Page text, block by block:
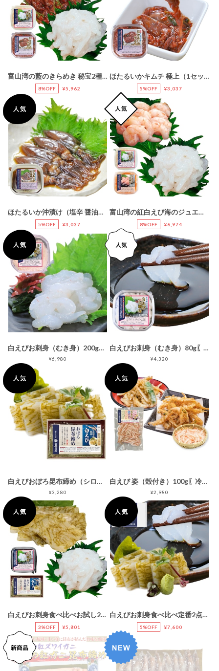
富山湾の藍のきらめき 秘宝2種セット【白えびお刺身】【ほたるいかキムチ】〔ギフト箱入り〕
8%OFF ¥5,962
ほたるいかキムチ 極上（1セット:2ケース）〖冷凍品〗［富山産専用定置網漁ホタルイカを使用］
5%OFF ¥3,037
ほたるいか沖漬け（塩辛 醤油味）＜1セット:2ケース＞〖冷凍品〗［富山産専用定置網漁ホタルイカを使用］
5%OFF ¥3,037
富山湾の紅白えび海のジュエル2種セット【甘えびお刺身】【白えびお刺身】〔ギフト箱入り〕
8%OFF ¥6,974
白えびお刺身（むき身）200g〖冷凍品〗＜大容量＞［手むき］
¥6,980
白えびお刺身（むき身）80g〖冷凍品〗＜通常品＞［手むき］
¥4,320
白えびおぼろ昆布締め（シロエビ）〖冷凍品〗［手むき］
¥3,280
白えび 姿（殻付き）100g〖冷凍品〗［調理向き］
¥2,980
白えびお刺身食べ比べお試し2点セット［直販限定品］【お刺身】【おぼろ昆布締め】〔ご自宅用お試し商品：ギフト包装対応不可〕
3%OFF ¥5,801
白えびお刺身食べ比べ定番2点セット［直販限定品］【お刺身】【おぼろ昆布締め】〔ギフト箱入り〕
5%OFF ¥7,600